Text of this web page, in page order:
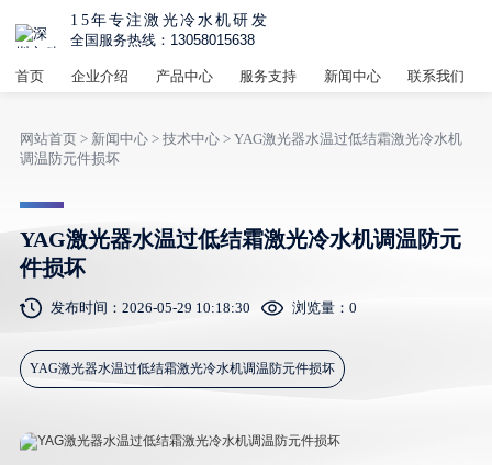
15年专注激光冷水机研发
全国服务热线：13058015638
首页 企业介绍 产品中心 服务支持 新闻中心 联系我们
网站首页> 新闻中心> 技术中心> YAG激光器水温过低结霜激光冷水机
调温防元件损坏
YAG激光器水温过低结霜激光冷水机调温防元
件损坏
发布时间：2026-05-29 10:18:30 浏览量： 0
YAG激光器水温过低结霜激光冷水机调温防元件损坏